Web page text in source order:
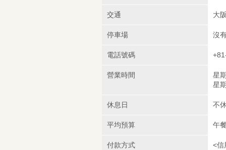
交通 大
停車場 沒
電話號碼
營業時間
星
星
休息日 不
平均預算 午
付款方式
<信